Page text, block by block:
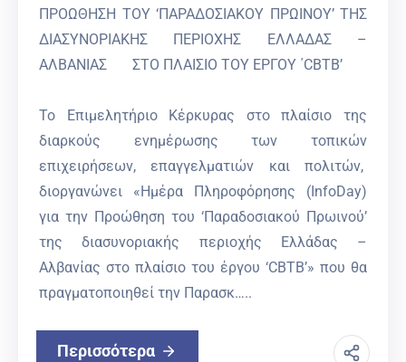
ΠΡΟΩΘΗΣΗ ΤΟΥ ‘ΠΑΡΑΔΟΣΙΑΚΟΥ ΠΡΩΙΝΟΥ’ ΤΗΣ
ΔΙΑΣΥΝΟΡΙΑΚΗΣ ΠΕΡΙΟΧΗΣ ΕΛΛΑΔΑΣ –
ΑΛΒΑΝΙΑΣ ΣΤΟ ΠΛΑΙΣΙΟ ΤΟΥ ΕΡΓΟΥ ΄CBTB’
Το Επιμελητήριο Κέρκυρας στο πλαίσιο της
διαρκούς ενημέρωσης των τοπικών
επιχειρήσεων, επαγγελματιών και πολιτών,
διοργανώνει «Ημέρα Πληροφόρησης (InfoDay)
για την Προώθηση του ‘Παραδοσιακού Πρωινού’
της διασυνοριακής περιοχής Ελλάδας –
Αλβανίας στο πλαίσιο του έργου ‘CBTB’» που θα
πραγματοποιηθεί την Παρασκ…..
Περισσότερα